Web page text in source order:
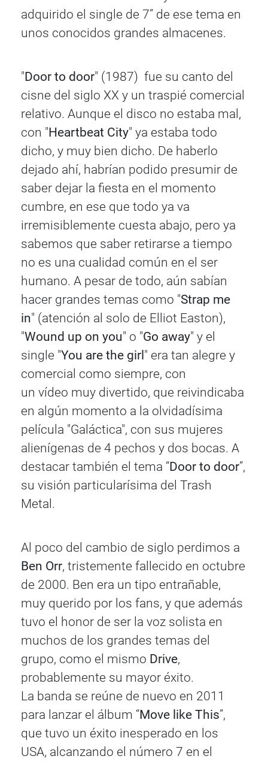
adquirido el single de 7” de ese tema en
unos conocidos grandes almacenes.
"Door to door" (1987) fue su canto del
cisne del siglo XX y un traspié comercial
relativo. Aunque el disco no estaba mal,
con "Heartbeat City" ya estaba todo
dicho, y muy bien dicho. De haberlo
dejado ahí, habrían podido presumir de
saber dejar la fiesta en el momento
cumbre, en ese que todo ya va
irremisiblemente cuesta abajo, pero ya
sabemos que saber retirarse a tiempo
no es una cualidad común en el ser
humano. A pesar de todo, aún sabían
hacer grandes temas como "Strap me
in" (atención al solo de Elliot Easton),
"Wound up on you" o "Go away" y el
single "You are the girl " era tan alegre y
comercial como siempre, con
un vídeo muy divertido, que reivindicaba
en algún momento a la olvidadísima
película "Galáctica", con sus mujeres
alienígenas de 4 pechos y dos bocas. A
destacar también el tema “Door to door”,
su visión particularísima del Trash
Metal.
Al poco del cambio de siglo perdimos a
Ben Orr, tristemente fallecido en octubre
de 2000. Ben era un tipo entrañable,
muy querido por los fans, y que además
tuvo el honor de ser la voz solista en
muchos de los grandes temas del
grupo, como el mismo Drive,
probablemente su mayor éxito.
La banda se reúne de nuevo en 2011
para lanzar el álbum “Move like This”,
que tuvo un éxito inesperado en los
USA, alcanzando el número 7 en el